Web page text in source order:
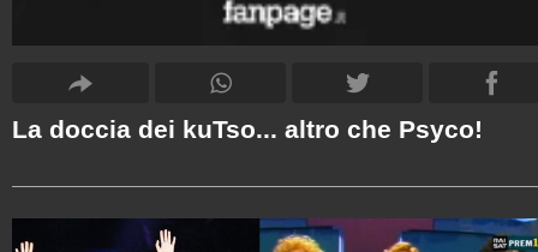
La doccia dei kuTso... altro che Psyco!